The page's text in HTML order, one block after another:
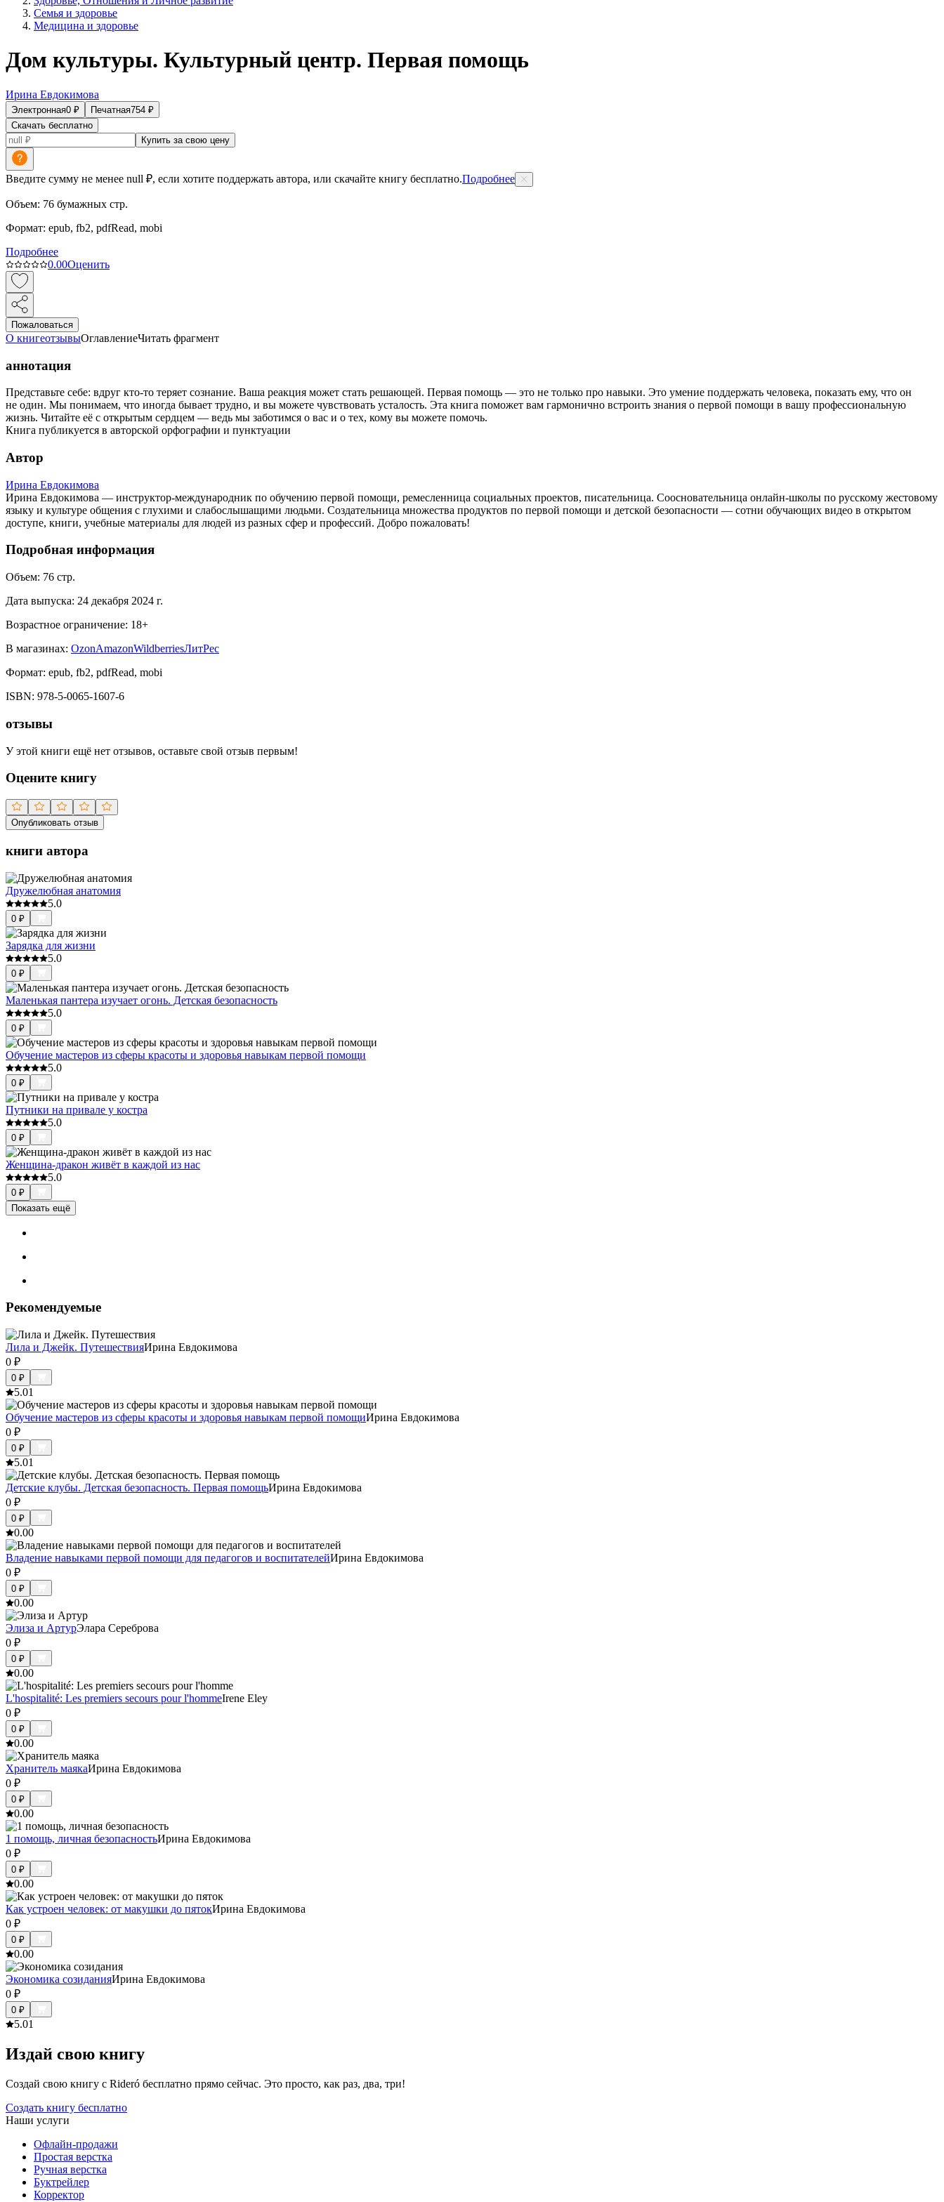
Семья и здоровье
Медицина и здоровье
Дом культуры. Культурный центр. Первая помощь
Ирина Евдокимова
Электронная0 ₽ Печатная754 ₽
Скачать бесплатно
Купить за свою цену
Введите сумму не менее null ₽, если хотите поддержать автора, или скачайте книгу бесплатно.Подробнее
Объем: 76 бумажных стр.
Формат: epub, fb2, pdfRead, mobi
Подробнее
0.00Оценить
Пожаловаться
О книгеотзывыОглавлениеЧитать фрагмент
аннотация
Представьте себе: вдруг кто-то теряет сознание. Ваша реакция может стать решающей. Первая помощь — это не только про навыки. Это умение поддержать человека, показать ему, что он
не один. Мы понимаем, что иногда бывает трудно, и вы можете чувствовать усталость. Эта книга поможет вам гармонично встроить знания о первой помощи в вашу профессиональную
жизнь. Читайте её с открытым сердцем — ведь мы заботимся о вас и о тех, кому вы можете помочь.
Книга публикуется в авторской орфографии и пунктуации
Автор
Ирина Евдокимова
Ирина Евдокимова — инструктор-международник по обучению первой помощи, ремесленница социальных проектов, писательница. Соосновательница онлайн-школы по русскому жестовому
языку и культуре общения с глухими и слабослышащими людьми. Создательница множества продуктов по первой помощи и детской безопасности — сотни обучающих видео в открытом
доступе, книги, учебные материалы для людей из разных сфер и профессий. Добро пожаловать!
Подробная информация
Объем: 76 стр.
Дата выпуска: 24 декабря 2024 г.
Возрастное ограничение: 18+
В магазинах: OzonAmazonWildberriesЛитРес
Формат: epub, fb2, pdfRead, mobi
ISBN: 978-5-0065-1607-6
отзывы
У этой книги ещё нет отзывов, оставьте свой отзыв первым!
Оцените книгу
Опубликовать отзыв
книги автора
Дружелюбная анатомия
5.0
0 ₽
Зарядка для жизни
5.0
0 ₽
Маленькая пантера изучает огонь. Детская безопасность
5.0
0 ₽
Обучение мастеров из сферы красоты и здоровья навыкам первой помощи
5.0
0 ₽
Путники на привале у костра
5.0
0 ₽
Женщина-дракон живёт в каждой из нас
5.0
0 ₽
Показать ещё
Рекомендуемые
Лила и Джейк. ПутешествияИрина Евдокимова
0 ₽
0 ₽
5.01
Обучение мастеров из сферы красоты и здоровья навыкам первой помощиИрина Евдокимова
0 ₽
0 ₽
5.01
Детские клубы. Детская безопасность. Первая помощьИрина Евдокимова
0 ₽
0 ₽
0.00
Владение навыками первой помощи для педагогов и воспитателейИрина Евдокимова
0 ₽
0 ₽
0.00
Элиза и АртурЭлара Сереброва
0 ₽
0 ₽
0.00
L'hospitalité: Les premiers secours pour l'hommeIrene Eley
0 ₽
0 ₽
0.00
Хранитель маякаИрина Евдокимова
0 ₽
0 ₽
0.00
1 помощь, личная безопасностьИрина Евдокимова
0 ₽
0 ₽
0.00
Как устроен человек: от макушки до пятокИрина Евдокимова
0 ₽
0 ₽
0.00
Экономика созиданияИрина Евдокимова
0 ₽
0 ₽
5.01
Издай свою книгу
Создай свою книгу с Rideró бесплатно прямо сейчас. Это просто, как раз, два, три!
Создать книгу бесплатно
Наши услуги
Офлайн-продажи
Простая верстка
Ручная верстка
Буктрейлер
Корректор